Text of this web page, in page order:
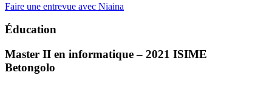
Faire une entrevue avec Niaina
Éducation
Master II en informatique – 2021 ISIME
Betongolo